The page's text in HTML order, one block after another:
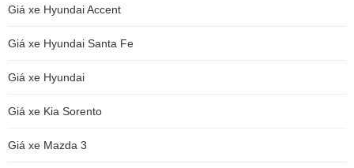
Giá xe Hyundai Accent
Giá xe Hyundai Santa Fe
Giá xe Hyundai
Giá xe Kia Sorento
Giá xe Mazda 3